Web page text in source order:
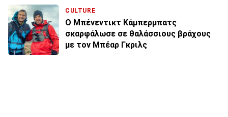
CULTURE
Ο Μπένεντικτ Κάμπερμπατς
σκαρφάλωσε σε θαλάσσιους βράχους
με τον Μπέαρ Γκριλς